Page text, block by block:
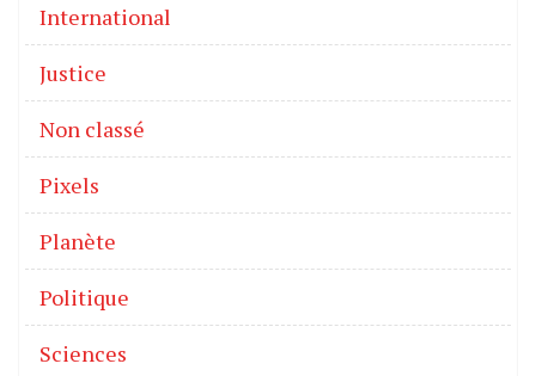
International
Justice
Non classé
Pixels
Planète
Politique
Sciences